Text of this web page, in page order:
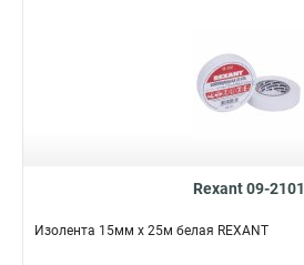
Rexant 09-2101
Изолента 15мм х 25м белая REXANT